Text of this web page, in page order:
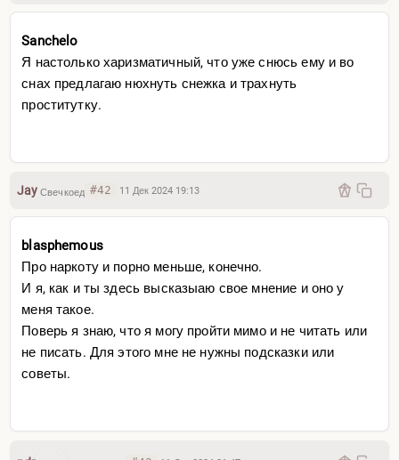
Sanchelo
Я настолько харизматичный, что уже снюсь ему и во
снах предлагаю нюхнуть снежка и трахнуть
проститутку.
Jay Свечкоед #42 11 Дек 2024 19:13
blasphemous
Про наркоту и порно меньше, конечно.
И я, как и ты здесь высказыаю свое мнение и оно у
меня такое.
Поверь я знаю, что я могу пройти мимо и не читать или
не писать. Для этого мне не нужны подсказки или
советы.